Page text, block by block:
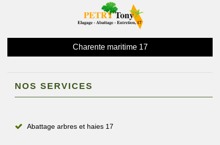
Charente maritime 17
NOS SERVICES
Abattage arbres et haies 17